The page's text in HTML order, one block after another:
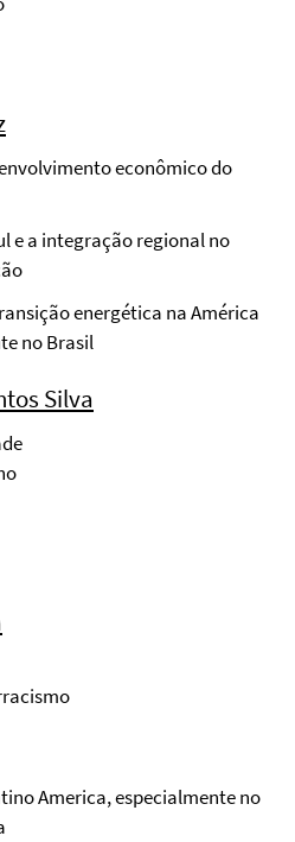
econômico do
e a integração regional no
energética na América
no Brasil
Silva
America, especialmente no